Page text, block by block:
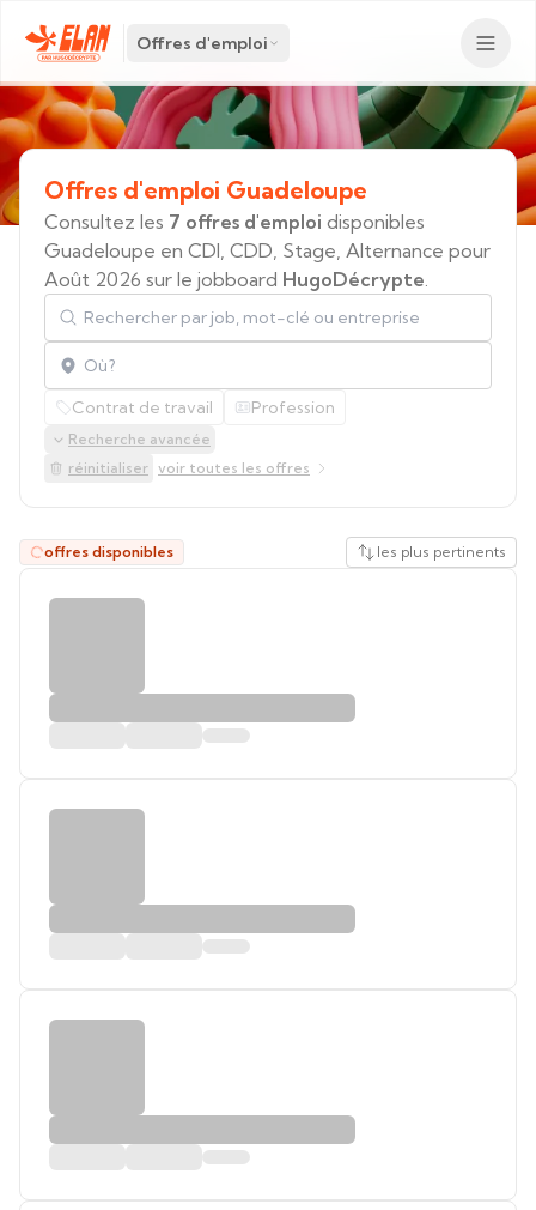
Offres d'emploi
Offres d'emploi Guadeloupe
Consultez les 7 offres d'emploi disponibles
Guadeloupe en CDI, CDD, Stage, Alternance pour
Août 2026 sur le jobboard HugoDécrypte.
Rechercher par job, mot-clé ou entreprise
Localisation
Contrat de travail Profession
Recherche avancée
réinitialiser voir toutes les offres
offres disponibles les plus pertinents